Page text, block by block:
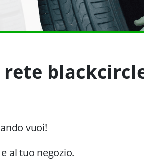
vuoi!
al tuo negozio.